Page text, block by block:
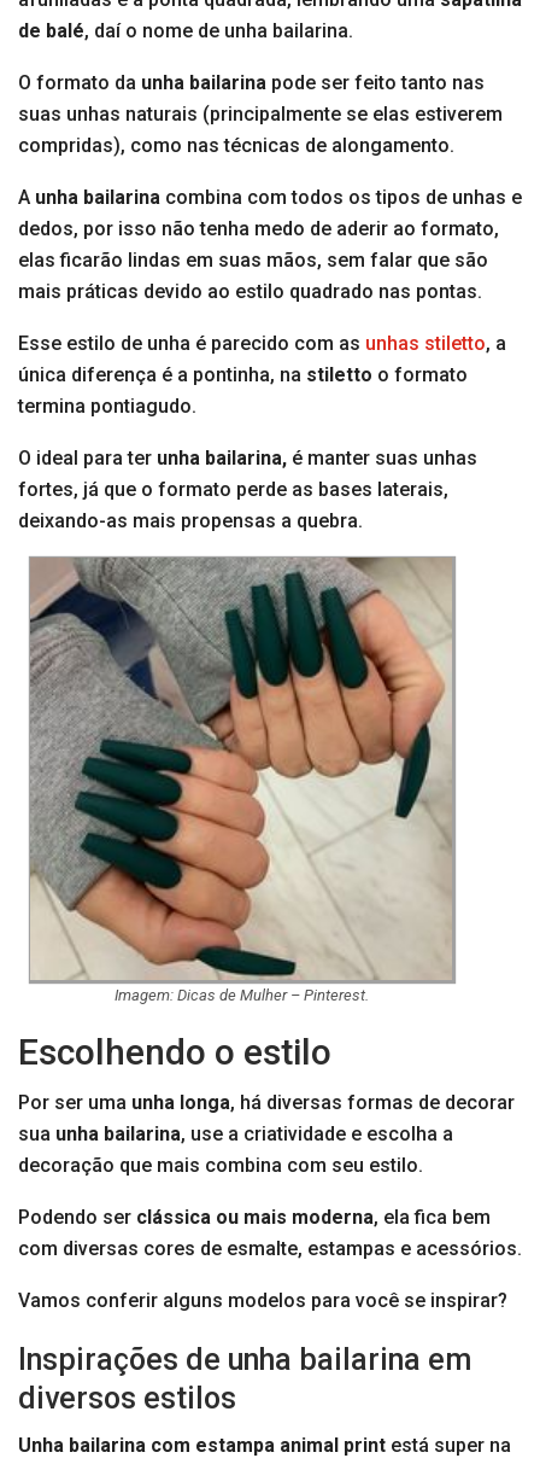
de balé, daí o nome de unha bailarina.
O formato da unha bailarina pode ser feito tanto nas
suas unhas naturais (principalmente se elas estiverem
compridas), como nas técnicas de alongamento.
A unha bailarina combina com todos os tipos de unhas e
dedos, por isso não tenha medo de aderir ao formato,
elas ficarão lindas em suas mãos, sem falar que são
mais práticas devido ao estilo quadrado nas pontas.
Esse estilo de unha é parecido com as unhas stiletto, a
única diferença é a pontinha, na stiletto o formato
termina pontiagudo.
O ideal para ter unha bailarina, é manter suas unhas
fortes, já que o formato perde as bases laterais,
deixando-as mais propensas a quebra.
Imagem: Dicas de Mulher – Pinterest.
Escolhendo o estilo
Por ser uma unha longa, há diversas formas de decorar
sua unha bailarina, use a criatividade e escolha a
decoração que mais combina com seu estilo.
Podendo ser clássica ou mais moderna, ela fica bem
com diversas cores de esmalte, estampas e acessórios.
Vamos conferir alguns modelos para você se inspirar?
Inspirações de unha bailarina em
diversos estilos
Unha bailarina com estampa animal print está super na